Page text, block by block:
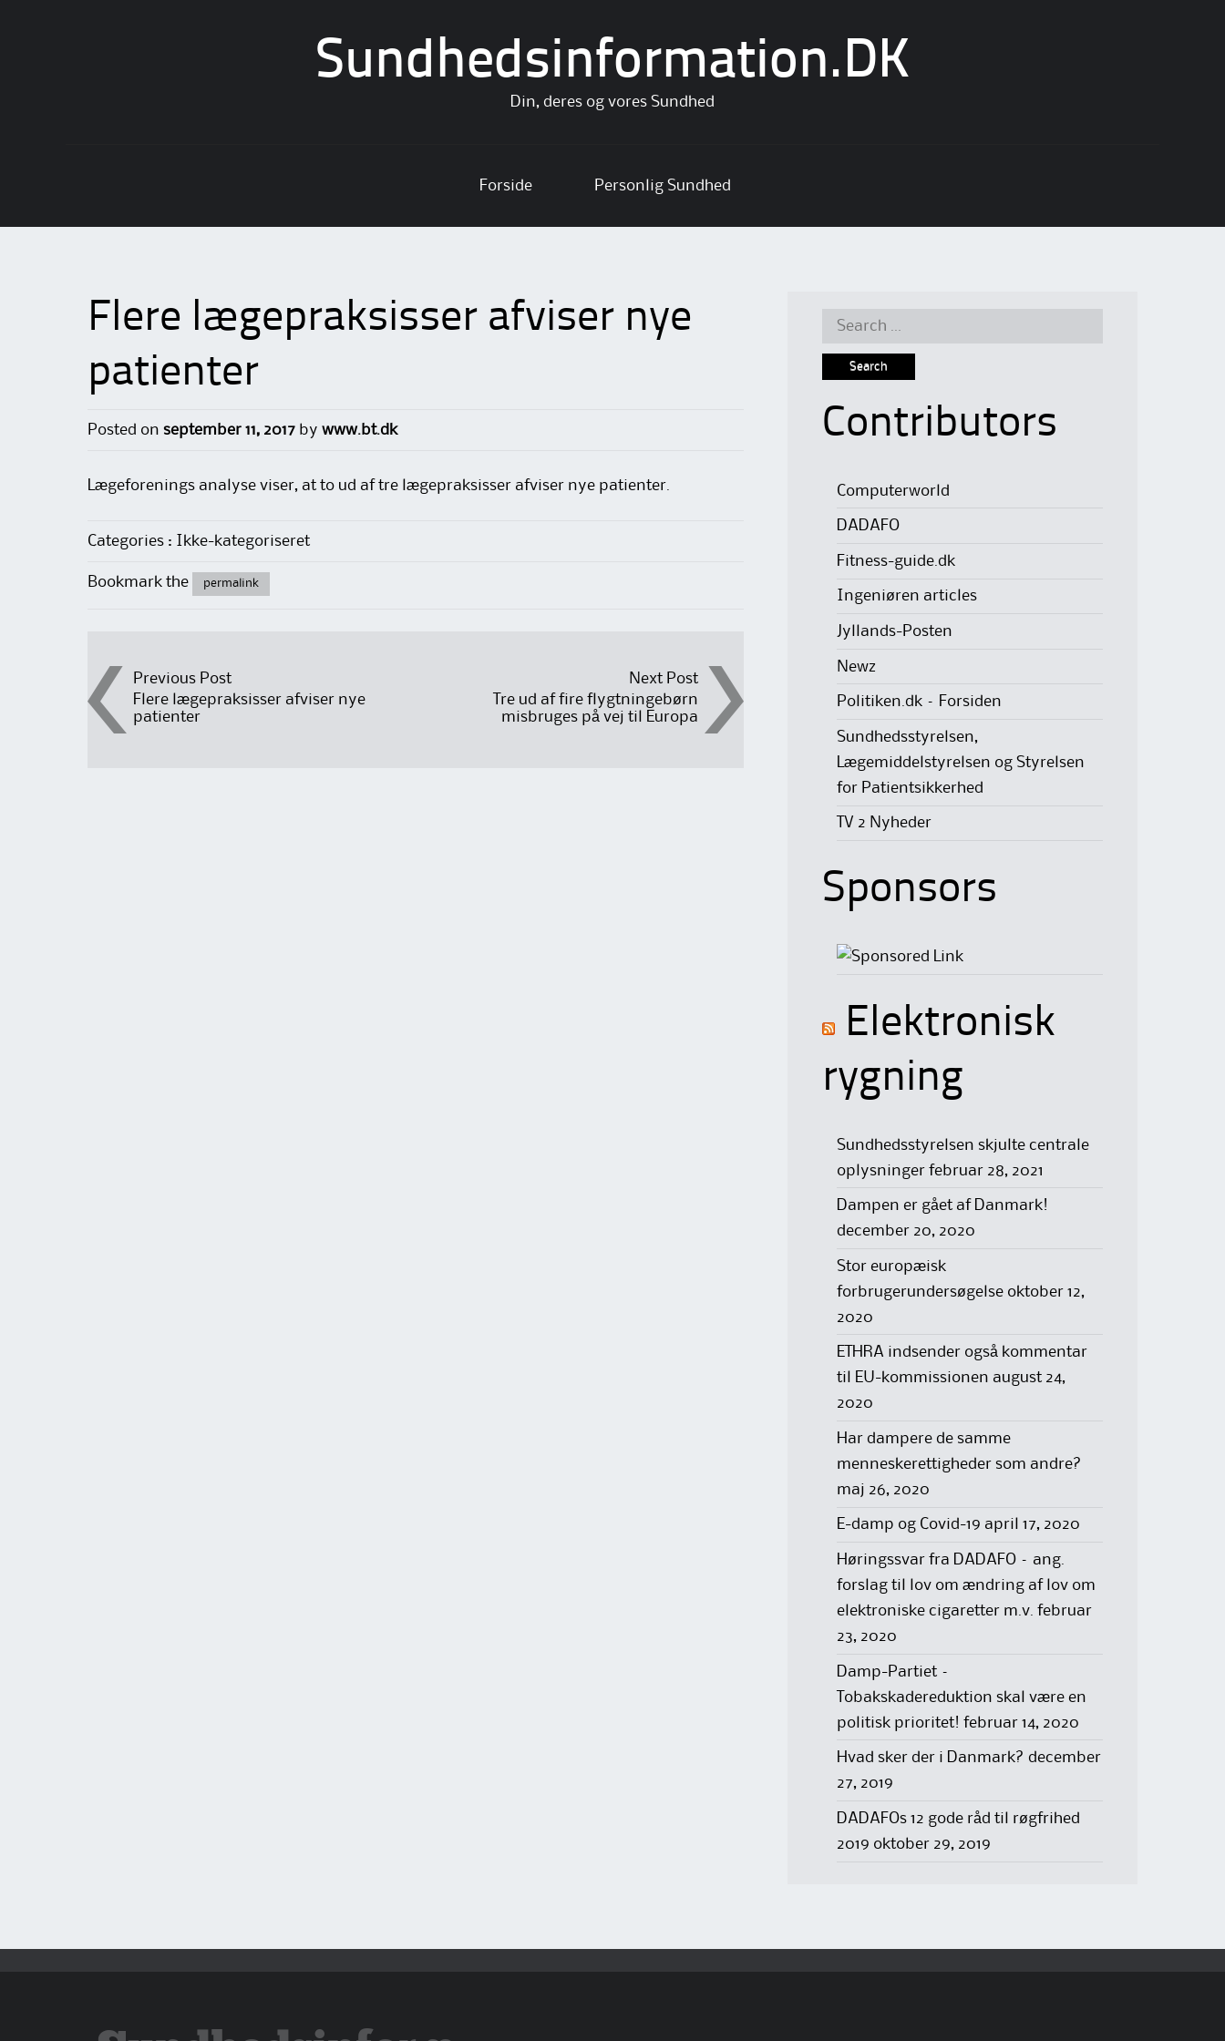
Sundhedsinformation.DK
Din, deres og vores Sundhed
content
Forside Personlig Sundhed
Flere lægepraksisser afviser nye
patienter
Posted on september 11, 2017 by www.bt.dk
Lægeforenings analyse viser, at to ud af tre lægepraksisser afviser nye patienter.
Categories : Ikke-kategoriseret
Bookmark the permalink
Post
navigation
Previous Post
Flere lægepraksisser afviser nye
patienter
Next Post
Tre ud af fire flygtningebørn
misbruges på vej til Europa
Search
Contributors
Computerworld
DADAFO
Fitness-guide.dk
Ingeniøren articles
Jyllands-Posten
Newz
Politiken.dk – Forsiden
Sundhedsstyrelsen,
Lægemiddelstyrelsen og Styrelsen
for Patientsikkerhed
TV 2 Nyheder
Sponsors
Elektronisk
rygning
Sundhedsstyrelsen skjulte centrale
oplysninger februar 28, 2021
Dampen er gået af Danmark!
december 20, 2020
Stor europæisk
forbrugerundersøgelse oktober 12,
2020
ETHRA indsender også kommentar
til EU-kommissionen august 24,
2020
Har dampere de samme
menneskerettigheder som andre?
maj 26, 2020
E-damp og Covid-19 april 17, 2020
Høringssvar fra DADAFO – ang.
forslag til lov om ændring af lov om
elektroniske cigaretter m.v. februar
23, 2020
Damp-Partiet –
Tobakskadereduktion skal være en
politisk prioritet! februar 14, 2020
Hvad sker der i Danmark? december
27, 2019
DADAFOs 12 gode råd til røgfrihed
2019 oktober 29, 2019